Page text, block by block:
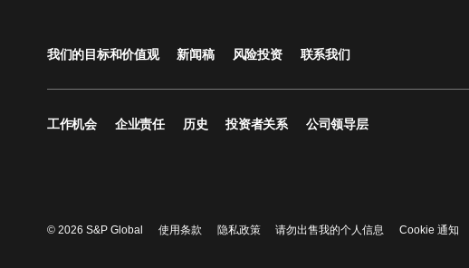
我们的目标和价值观 新闻稿 风险投资 联系我们
工作机会 企业责任 历史 投资者关系 公司领导层
© 2026 S&P Global 使用条款 隐私政策 请勿出售我的个人信息 Cookie 通知